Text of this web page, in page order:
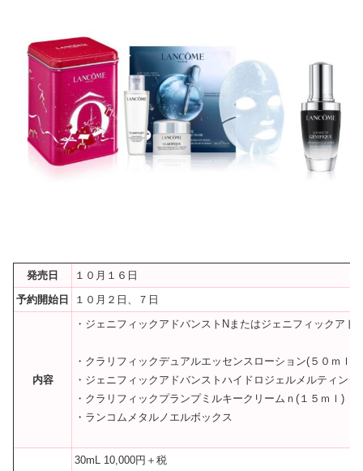
発売日
１０月１６日
予約開始日
１０月２日、７日
内容
・ジェニフィックアドバンストNまたはジェニフィックア
・クラリフィックデュアルエッセンスローション(５０ｍｌ)
・ジェニフィックアドバンストハイドロジェルメルティング
・クラリフィックプランプミルキークリームｎ(１５ｍｌ)
・ランコムメタルノエルボックス
30mL 10,000円＋税